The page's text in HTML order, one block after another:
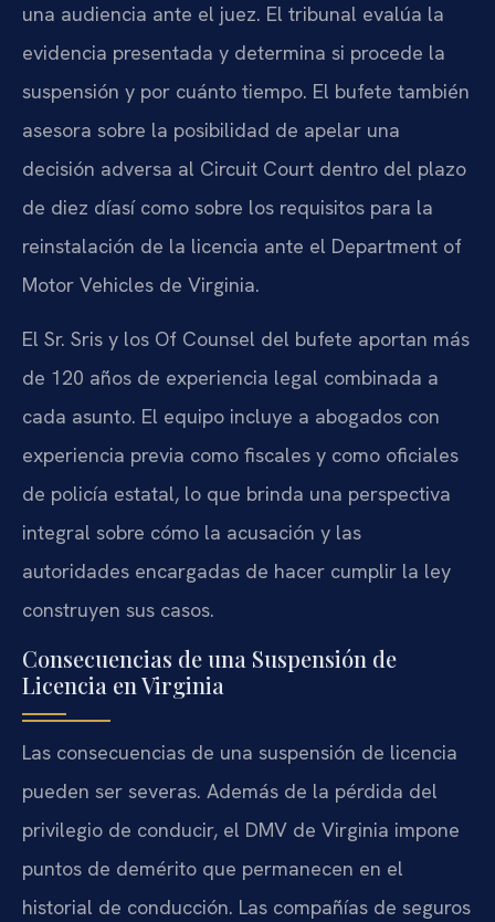
una audiencia ante el juez. El tribunal evalúa la
evidencia presentada y determina si procede la
suspensión y por cuánto tiempo. El bufete también
asesora sobre la posibilidad de apelar una
decisión adversa al Circuit Court dentro del plazo
de diez díasí como sobre los requisitos para la
reinstalación de la licencia ante el Department of
Motor Vehicles de Virginia.
El Sr. Sris y los Of Counsel del bufete aportan más
de 120 años de experiencia legal combinada a
cada asunto. El equipo incluye a abogados con
experiencia previa como fiscales y como oficiales
de policía estatal, lo que brinda una perspectiva
integral sobre cómo la acusación y las
autoridades encargadas de hacer cumplir la ley
construyen sus casos.
Consecuencias de una Suspensión de
Licencia en Virginia
Las consecuencias de una suspensión de licencia
pueden ser severas. Además de la pérdida del
privilegio de conducir, el DMV de Virginia impone
puntos de demérito que permanecen en el
historial de conducción. Las compañías de seguros